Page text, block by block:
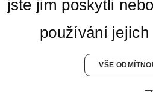
jste jim poskytli
používání
VŠE